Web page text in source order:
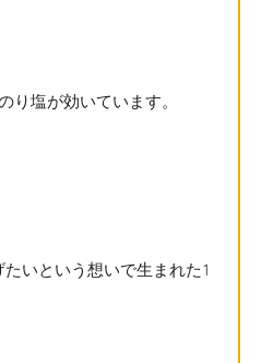
り塩が効いています。
いという想いで生まれた1